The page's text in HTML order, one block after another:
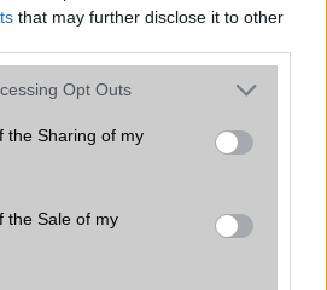
that may further disclose it to other
app uses one or more Google
usage behaviour. You may click to
Google and its third-party tags to
specified purposes in below Google
Opt Outs
the Sharing of my
the Sale of my
de = Document viewer & editor
ecompass
Nincs
microSIM